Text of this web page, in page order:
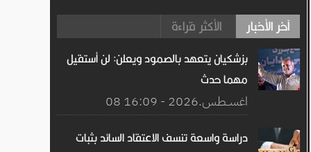
آخر الأخبار الأكثر قراءة
بزشكيان يتعهد بالصمود ويعلن: لن أستقيل
مهما حدث
08 اغســطس.2026 - 16:09
دراسة واسعة تنسف الاعتقاد السائد بثبات